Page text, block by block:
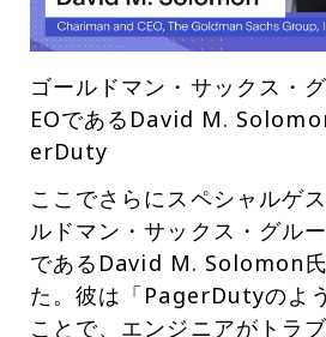
ゴールドマン・サックス・
EOであるDavid M.
erDuty
ここでさらにスペシャルゲ
ルドマン・サックス・グル
であるDavid M. Solomon
た。彼は「PagerDutyのよ
ことで、エンジニアがトラ